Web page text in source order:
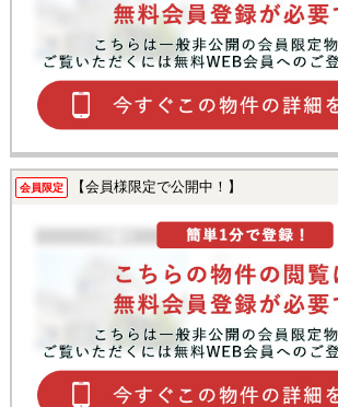
会員限定 【会員様限定で公開中！】